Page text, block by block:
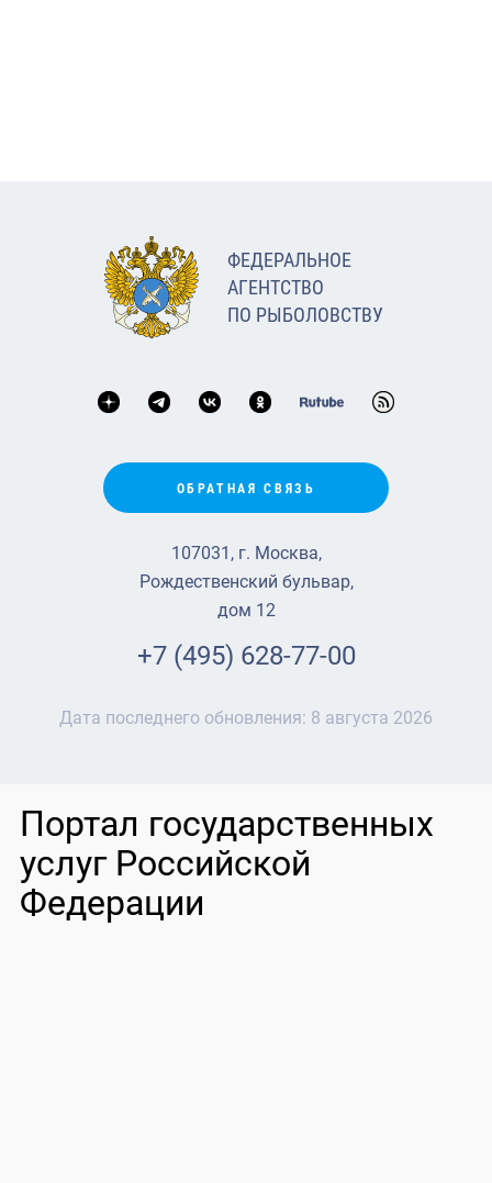
ФЕДЕРАЛЬНОЕ
АГЕНТСТВО
ПО РЫБОЛОВСТВУ
ОБРАТНАЯ СВЯЗЬ
107031, г. Москва,
Рождественский бульвар,
дом 12
+7 (495) 628-77-00
Дата последнего обновления: 8 августа 2026
Портал государственных
услуг Российской
Федерации